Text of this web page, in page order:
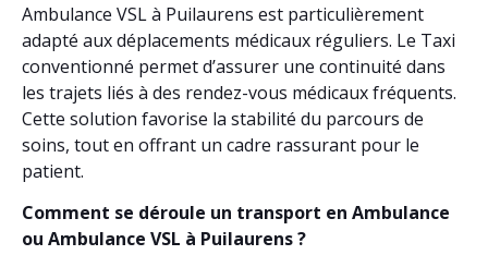
Ambulance VSL à Puilaurens est particulièrement
adapté aux déplacements médicaux réguliers. Le Taxi
conventionné permet d’assurer une continuité dans
les trajets liés à des rendez-vous médicaux fréquents.
Cette solution favorise la stabilité du parcours de
soins, tout en offrant un cadre rassurant pour le
patient.
Comment se déroule un transport en Ambulance
ou Ambulance VSL à Puilaurens ?